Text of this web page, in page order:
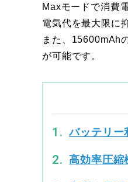
Maxモードで消費
電気代を最大限に
また、15600mAh
が可能です。
バッテリー
高効率圧縮